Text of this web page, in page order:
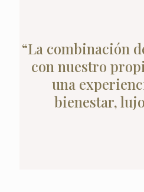
“La combinación
con nuestro
una
bienestar,